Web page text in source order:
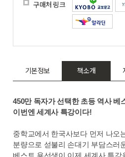
구매처 링크
기본정보 책소개
450만 독자가 선택한 초등 역사 베
이번엔 세계사 특강이다!
중학교에서 한국사보다 먼저 나오
분량으로 섣불리 손대기 부담스러